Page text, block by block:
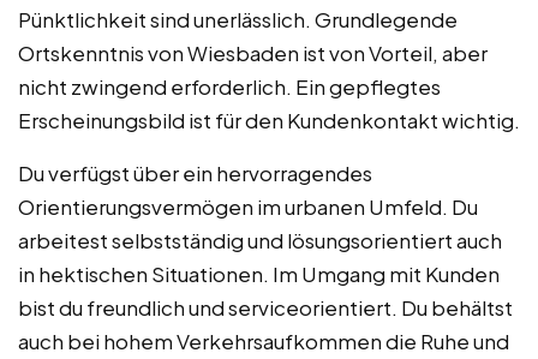
Pünktlichkeit sind unerlässlich. Grundlegende
Ortskenntnis von Wiesbaden ist von Vorteil, aber
nicht zwingend erforderlich. Ein gepflegtes
Erscheinungsbild ist für den Kundenkontakt wichtig.
Du verfügst über ein hervorragendes
Orientierungsvermögen im urbanen Umfeld. Du
arbeitest selbstständig und lösungsorientiert auch
in hektischen Situationen. Im Umgang mit Kunden
bist du freundlich und serviceorientiert. Du behältst
auch bei hohem Verkehrsaufkommen die Ruhe und